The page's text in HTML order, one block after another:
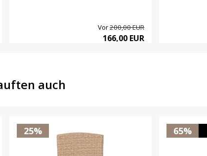
Vor200,00 EUR
166,00 EUR
auch
25% 65%